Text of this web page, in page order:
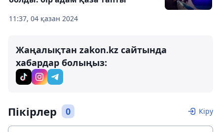
11:37, 04 қазан 2024
Жаңалықтан zakon.kz сайтында
хабардар болыңыз:
Пікірлер 0 Кіру